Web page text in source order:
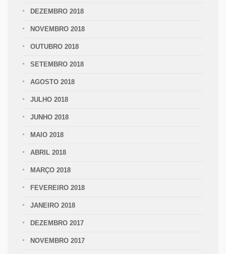
DEZEMBRO 2018
NOVEMBRO 2018
OUTUBRO 2018
SETEMBRO 2018
AGOSTO 2018
JULHO 2018
JUNHO 2018
MAIO 2018
ABRIL 2018
MARÇO 2018
FEVEREIRO 2018
JANEIRO 2018
DEZEMBRO 2017
NOVEMBRO 2017